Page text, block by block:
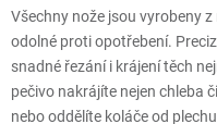
Všechny nože jsou vyrobeny
odolné proti opotřebení.
snadné řezání i krájení těch
pečivo nakrájíte nejen chleba
nebo oddělíte koláče od